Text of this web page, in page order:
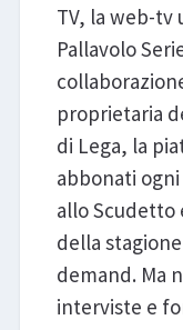
TV, la web-tv
Pallavolo
proprietaria
di Lega, la
abbonati
allo Scudetto
della
demand. Ma
interviste e